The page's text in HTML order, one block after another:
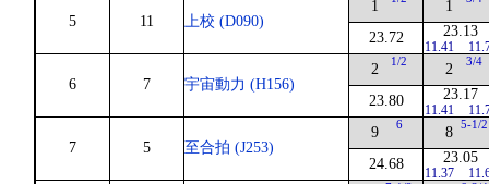
5 11 上校 (D090)
1
23.72
1
23.13
11.41
6 7 宇宙動力 (H156)
2 1/2
23.80
2 3/4
23.17
11.41
7 5 至合拍 (J253)
9 6
24.68
8 5-1/2
23.05
11.37